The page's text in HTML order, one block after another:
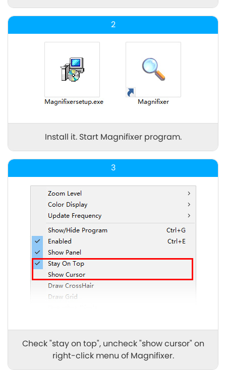
2
Install it. Start Magnifixer program.
3
Check "stay on top", uncheck "show cursor" on
right-click menu of Magnifixer.